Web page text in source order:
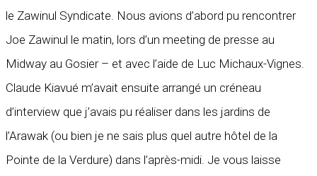
le Zawinul Syndicate. Nous avions d’abord pu rencontrer
Joe Zawinul le matin, lors d’un meeting de presse au
Midway au Gosier – et avec l’aide de Luc Michaux-Vignes.
Claude Kiavué m’avait ensuite arrangé un créneau
d’interview que j’avais pu réaliser dans les jardins de
l’Arawak (ou bien je ne sais plus quel autre hôtel de la
Pointe de la Verdure) dans l’après-midi. Je vous laisse